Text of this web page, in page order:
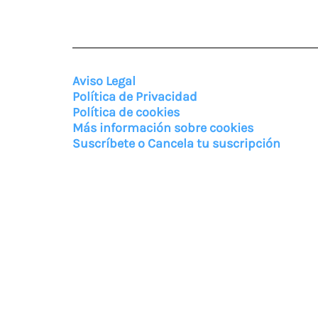
Aviso Legal
Política de Privacidad
Política de cookies
Más información sobre cookies
Suscríbete o Cancela tu suscripción